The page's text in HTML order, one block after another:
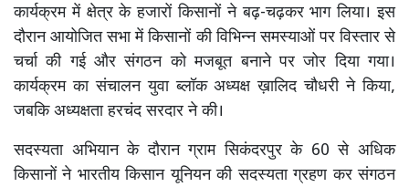
कार्यक्रम में क्षेत्र के हजारों किसानों ने बढ़-चढ़कर भाग लिया। इस
दौरान आयोजित सभा में किसानों की विभिन्न समस्याओं पर विस्तार से
चर्चा की गई और संगठन को मजबूत बनाने पर जोर दिया गया।
कार्यक्रम का संचालन युवा ब्लॉक अध्यक्ष ख़ालिद चौधरी ने किया,
जबकि अध्यक्षता हरचंद सरदार ने की।
सदस्यता अभियान के दौरान ग्राम सिकंदरपुर के 60 से अधिक
किसानों ने भारतीय किसान यूनियन की सदस्यता ग्रहण कर संगठन